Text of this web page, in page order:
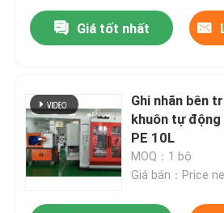
Giá tốt nhất
Ghi nhãn bên
khuôn tự
PE 10L
MOQ：1 bộ
Giá bán：Price